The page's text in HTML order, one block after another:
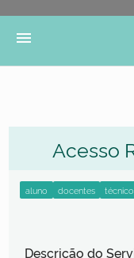
Portal do Governo
Governo
menu
Acesso
Descrição do